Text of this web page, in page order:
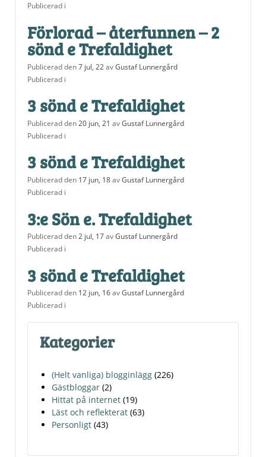
Publicerad i
Förlorad – återfunnen – 2
sönd e Trefaldighet
Publicerad den7 jul, 22avGustaf Lunnergård
Publicerad i
3 sönd e Trefaldighet
Publicerad den20 jun, 21 avGustaf Lunnergård
Publicerad i
3 sönd e Trefaldighet
Publicerad den 17 jun, 18avGustaf Lunnergård
Publicerad i
3:e Sön e. Trefaldighet
Publicerad den2 jul, 17avGustaf Lunnergård
Publicerad i
3 sönd e Trefaldighet
Publicerad den 12 jun, 16avGustaf Lunnergård
Publicerad i
Kategorier
(Helt vanliga) blogginlägg (226)
Gästbloggar (2)
Hittat på internet (19)
Läst och reflekterat (63)
Personligt (43)